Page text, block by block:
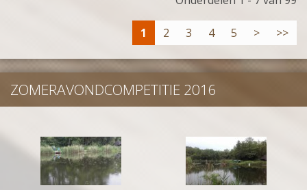
1 2 3 4 5 > >>
ZOMERAVONDCOMPETITIE 2016